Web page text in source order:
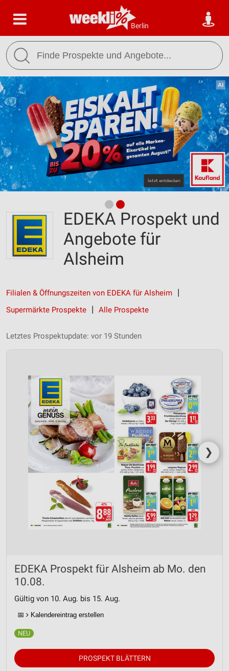
Berlin
EDEKA Prospekt und
Angebote für
Alsheim
Filialen & Öffnungszeiten von EDEKA für Alsheim
Supermärkte Prospekte
Alle Prospekte
Letztes Prospektupdate: vor 19 Stunden
❯
EDEKA Prospekt für Alsheim ab Mo. den
10.08.
Gültig von 10. Aug. bis 15. Aug.
📅 Kalendereintrag erstellen
PROSPEKT BLÄTTERN